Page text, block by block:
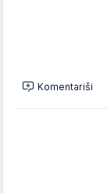
Komentariši